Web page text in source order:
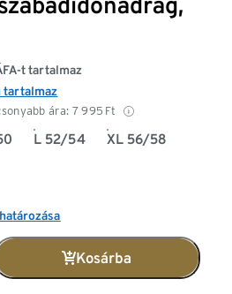
ára: 7 995 Ft
t tartalmaz
tartalmaz
L 52/54 XL 56/58
Kosárba